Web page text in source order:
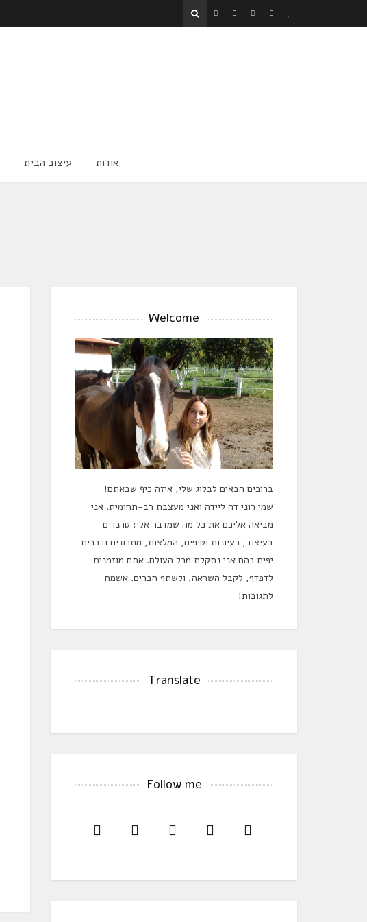
אודות עיצוב הבית
Welcome
ברוכים הבאים לבלוג שלי, איזה כיף שבאתם!
שמי רוני דה ליידה ואני מעצבת רב-תחומית. אני
מביאה אליכם את כל מה שמדבר אלי: טרנדים
בעיצוב, רעיונות וטיפים, המלצות, מתכונים ודברים
יפים בהם אני נתקלת מכל העולם. אתם מוזמנים
לדפדף, לקבל השראה, ולשתף חברים. אשמח
לתגובות!
Translate
Follow me